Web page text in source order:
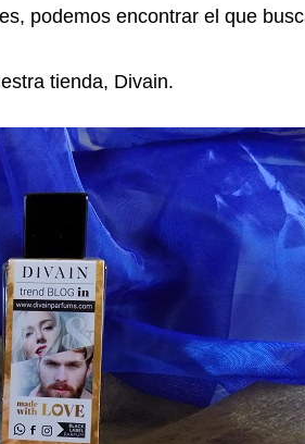
podemos encontrar el que
tienda, Divain.